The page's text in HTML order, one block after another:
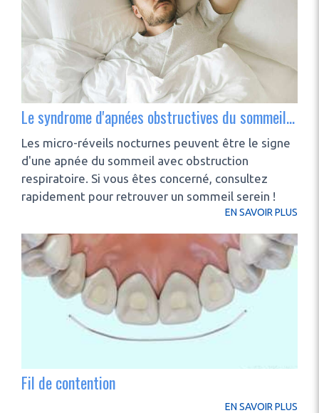
Le syndrome d'apnées obstructives du sommeil (saos)
Les micro-réveils nocturnes peuvent être le signe
d'une apnée du sommeil avec obstruction
respiratoire. Si vous êtes concerné, consultez
rapidement pour retrouver un sommeil serein !
EN SAVOIR PLUS
Fil de contention
EN SAVOIR PLUS